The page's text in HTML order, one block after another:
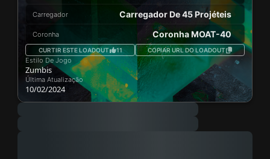
Carregador Carregador De 45 Projéteis
Coronha Coronha MOAT-40
CURTIR ESTE LOADOUT 11 COPIAR URL DO LOADOUT
Estilo De Jogo
Zumbis
Última Atualização
10/02/2024